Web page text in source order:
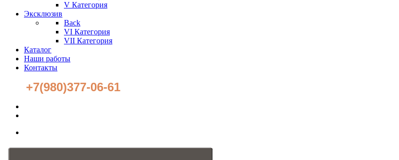
V Категория
Эксклюзив
Back
VI Категория
VII Категория
Каталог
Наши работы
Контакты
+7(980)377-06-61